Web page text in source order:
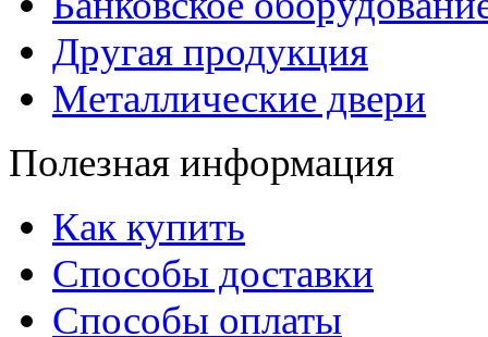
Другая продукция
Металлические двери
Полезная информация
Как купить
Способы доставки
Способы оплаты